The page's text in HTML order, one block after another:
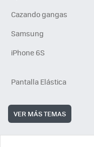
Cazando gangas
Samsung
iPhone 6S
Pantalla Elástica
VER MÁS TEMAS